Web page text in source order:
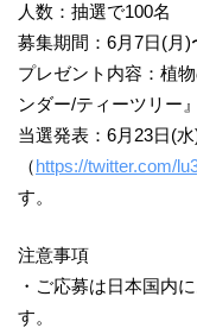
人数：抽選で100名
募集期間：6月7日(月)
プレゼント内容：植
ンダー/ティーツリー
当選発表：6月23日(
（https://twitter.com/
す。
注意事項
・ご応募は日本国内
す。